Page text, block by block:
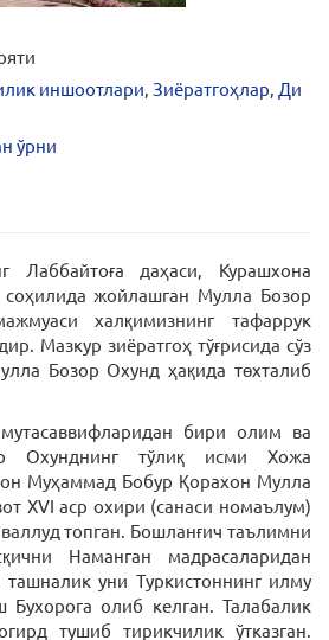
иншоотлари Зиёратгоҳлар Ди
ўрни
Лаббайтоға даҳаси, Курашхона
соҳилида жойлашган Мулла Бозор
халқимизнинг тафаррук
Мазкур зиёратгоҳ тўғрисида сўз
Бозор Охунд ҳақида төхталиб
бири олим ва
Охунднинг тўлиқ исми Хожа
Муҳаммад Бобур Қорахон Мулла
XVI аср охири (санаси номаълум)
топган. Бошланғич таълимни
Наманган мадрасаларидан
уни Туркистоннинг илму
олиб келган. Талабалик
тушиб тирикчилик ўтказган.